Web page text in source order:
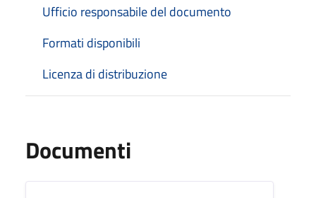
Ufficio responsabile del documento
Formati disponibili
Licenza di distribuzione
Documenti